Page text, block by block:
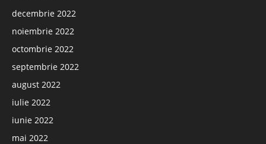
decembrie 2022
noiembrie 2022
octombrie 2022
septembrie 2022
august 2022
iulie 2022
iunie 2022
mai 2022